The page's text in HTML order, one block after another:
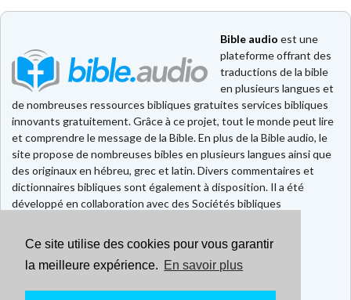
Ce site utilise des cookies pour vous garantir
la meilleure expérience. En savoir plus
Bible audio est une
plateforme offrant des
traductions de la bible
en plusieurs langues et
de nombreuses ressources bibliques gratuites services bibliques
innovants gratuitement. Grâce à ce projet, tout le monde peut lire
et comprendre le message de la Bible. En plus de la Bible audio, le
site propose de nombreuses bibles en plusieurs langues ainsi que
des originaux en hébreu, grec et latin. Divers commentaires et
dictionnaires bibliques sont également à disposition. Il a été
développé en collaboration avec des Sociétés bibliques
Faire un don
Contact